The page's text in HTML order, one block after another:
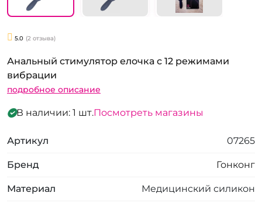
5.0 (2 отзыва)
Анальный стимулятор елочка с 12 режимами
вибрации
подробное описание
В наличии: 1 шт.Посмотреть магазины
Артикул 07265
Бренд Гонконг
Материал Медицинский силикон